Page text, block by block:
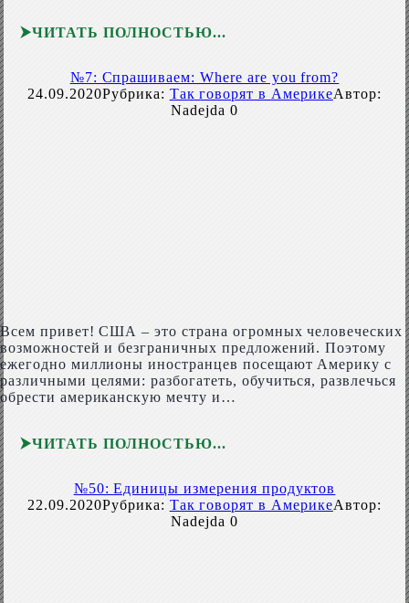
ЧИТАТЬ ПОЛНОСТЬЮ
№7: Спрашиваем: Where are you from?
24.09.2020Рубрика: Так говорят в АмерикеАвтор:
Nadejda 0
Всем привет! США – это страна огромных человеческих
возможностей и безграничных предложений. Поэтому
ежегодно миллионы иностранцев посещают Америку с
различными целями: разбогатеть, обучиться, развлечься
обрести американскую мечту и…
ЧИТАТЬ ПОЛНОСТЬЮ
№50: Единицы измерения продуктов
22.09.2020Рубрика: Так говорят в АмерикеАвтор:
Nadejda 0